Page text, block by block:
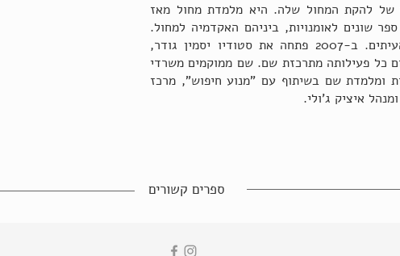
של להקת המחול שלה. היא מלמדת מחול מאז
שונים לאומנויות, ביניהם האקדמיה למחול.
לימדה שנים רבות בביכורי העיתים. ב-2007 פתחה את סטודיו יסמין גודר,
כל פעילותה מתרכזת שם. שם ממוקמים משרדי
ומלמדת שם בשיתוף עם "מנוע חיפוש", מרכז
איציק ג'ולי.
ספרים קשורים